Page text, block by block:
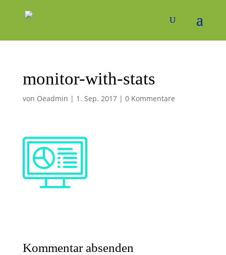
monitor-with-stats
von Oeadmin | 1. Sep. 2017| 0 Kommentare
Kommentar absenden